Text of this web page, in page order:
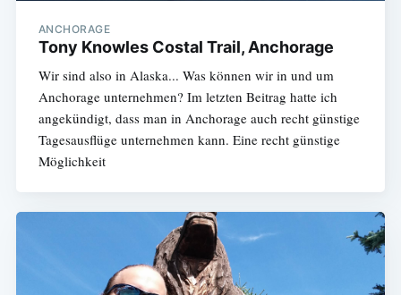
ANCHORAGE
Tony Knowles Costal Trail, Anchorage
Wir sind also in Alaska... Was können wir in und um
Anchorage unternehmen? Im letzten Beitrag hatte ich
angekündigt, dass man in Anchorage auch recht günstige
Tagesausflüge unternehmen kann. Eine recht günstige
Möglichkeit